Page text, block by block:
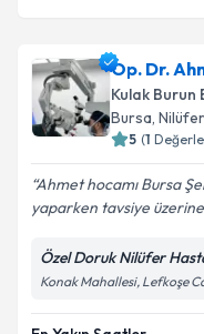
Op. Dr.
Kulak Burun
Bursa, Nilüfer
5 (1
Ahmet hocamı Bursa
yaparken tavsiye
Özel Doruk Nilüfer
Konak Mahallesi, Lefkoşe